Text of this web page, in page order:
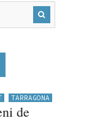
TARRAGONA
de